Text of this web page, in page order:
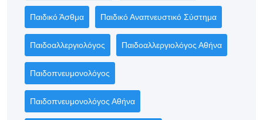
Παιδικό Άσθμα Παιδικό Αναπνευστικό Σύστημα
Παιδοαλλεργιολόγος Παιδοαλλεργιολόγος Αθήνα
Παιδοπνευμονολόγος
Παιδοπνευμονολόγος Αθήνα